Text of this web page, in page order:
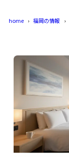
home 福岡の情報